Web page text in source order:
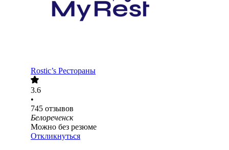
Rostic’s Рестораны
3.6
•
745 отзывов
Белореченск
Можно без резюме
Откликнуться